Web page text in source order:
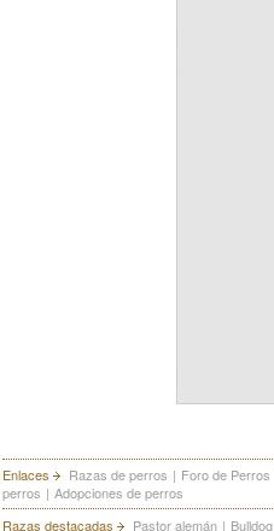
Enlaces Razas de perros | Foro de Perros
perros | Adopciones de perros
Razas destacadas
Pastor alemán | Bulldog